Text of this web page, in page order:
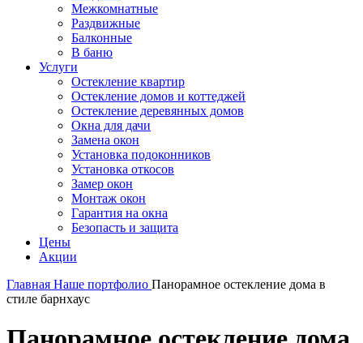
Межкомнатные
Раздвижные
Балконные
В баню
Услуги
Остекление квартир
Остекление домов и коттеджей
Остекление деревянных домов
Окна для дачи
Замена окон
Установка подоконников
Установка откосов
Замер окон
Монтаж окон
Гарантия на окна
Безопасть и защита
Цены
Акции
Главная Наше портфолио Панорамное остекление дома в
стиле барнхаус